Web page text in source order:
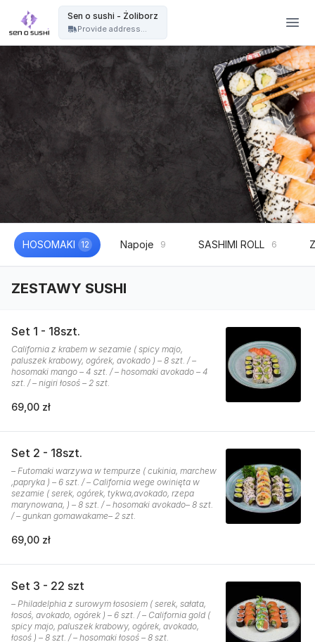
Sen o sushi - Żoliborz
Provide address...
HOSOMAKI 12 Napoje 9 SASHIMI ROLL 6
ZESTAWY SUSHI
Set 1 - 18szt.
California z krabem w sezamie ( spicy majo,
paluszek krabowy, ogórek, avokado ) – 8 szt. / –
hosomaki mango – 4 szt. / – hosomaki avokado – 4
szt. / – nigiri łosoś – 2 szt.
69,00 zł
Set 2 - 18szt.
– Futomaki warzywa w tempurze ( cukinia, marchew
,papryka ) – 6 szt. / – California wege owinięta w
sezamie ( serek, ogórek, tykwa,avokado, rzepa
marynowana, ) – 8 szt. / – hosomaki avokado– 8 szt.
/ – gunkan gomawakame– 2 szt.
69,00 zł
Set 3 - 22 szt
– Philadelphia z surowym łososiem ( serek, sałata,
łosoś, avokado, ogórek ) – 6 szt. / – California gold (
spicy majo, paluszek krabowy, ogórek, avokado,
łosoś ) – 8 szt. / – hosomaki łosoś – 8 szt.